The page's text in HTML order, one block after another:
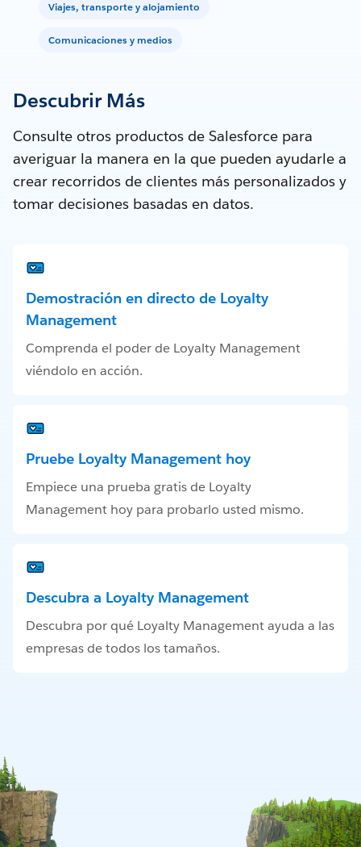
Viajes, transporte y alojamiento
Comunicaciones y medios
Descubrir Más
Consulte otros productos de Salesforce para
averiguar la manera en la que pueden ayudarle a
crear recorridos de clientes más personalizados y
tomar decisiones basadas en datos.
Demostración en directo de Loyalty
Management
Comprenda el poder de Loyalty Management
viéndolo en acción.
Pruebe Loyalty Management hoy
Empiece una prueba gratis de Loyalty
Management hoy para probarlo usted mismo.
Descubra a Loyalty Management
Descubra por qué Loyalty Management ayuda a las
empresas de todos los tamaños.